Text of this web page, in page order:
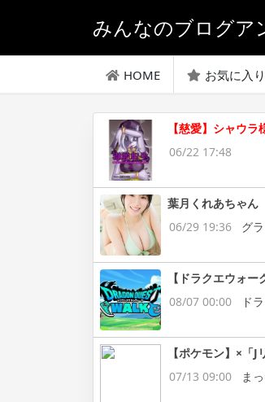
みんなのブログア
HOME お気に入り
【慈愛】シャウ
06/22 17:48
葉月くれあちゃ
06/29 19:36
グ
【ドラクエウォ
08/07 00:00
ド
【ポケモン】×「
07/13 09:00
ま